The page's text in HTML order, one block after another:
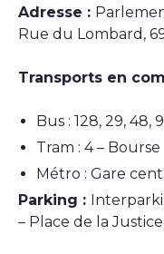
Adresse :
Rue du Lombard,
Transports en
Bus : 128, 29, 48,
Tram : 4 – Bourse
Métro : Gare
Parking :
– Place de la